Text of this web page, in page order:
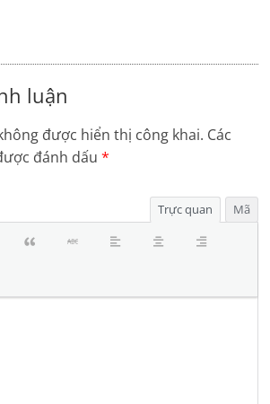
luận
được hiển thị công khai. Các
đánh dấu*
Trực quan Mã